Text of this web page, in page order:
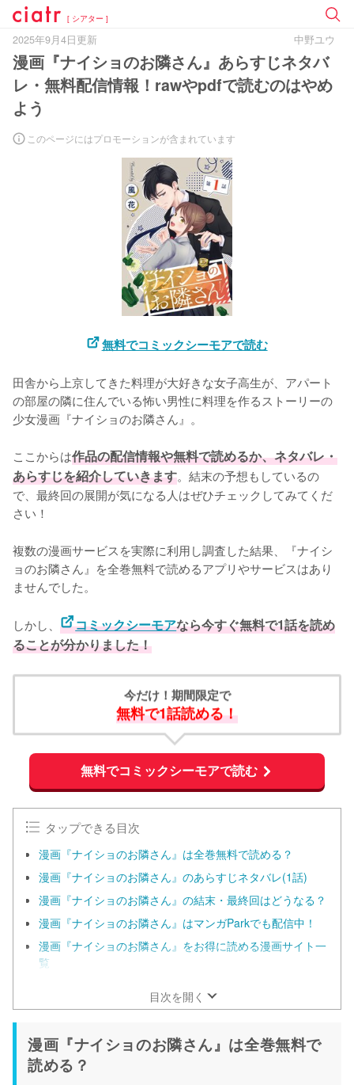
[ シアター ]
2025年9月4日更新 中野ユウ
漫画『ナイショのお隣さん』あらすじネタバ
レ・無料配信情報！rawやpdfで読むのはやめ
よう
このページにはプロモーションが含まれています
無料でコミックシーモアで読む
田舎から上京してきた料理が大好きな女子高生が、アパート
の部屋の隣に住んでいる怖い男性に料理を作るストーリーの
少女漫画『ナイショのお隣さん』。
ここからは作品の配信情報や無料で読めるか、ネタバレ・
あらすじを紹介していきます。結末の予想もしているの
で、最終回の展開が気になる人はぜひチェックしてみてくだ
さい！
複数の漫画サービスを実際に利用し調査した結果、『ナイシ
ョのお隣さん』を全巻無料で読めるアプリやサービスはあり
ませんでした。
しかし、 コミックシーモアなら今すぐ無料で1話を読め
ることが分かりました！
今だけ！期間限定で
無料で1話読める！
無料でコミックシーモアで読む
タップできる目次
漫画『ナイショのお隣さん』は全巻無料で読める？
漫画『ナイショのお隣さん』のあらすじネタバレ(1話)
漫画『ナイショのお隣さん』の結末・最終回はどうなる？
漫画『ナイショのお隣さん』はマンガParkでも配信中！
漫画『ナイショのお隣さん』をお得に読める漫画サイト一
覧
目次を開く
漫画『ナイショのお隣さん』は全巻無料で
読める？